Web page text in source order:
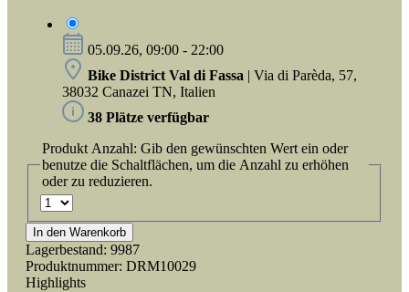
05.09.26, 09:00 - 22:00
Bike District Val di Fassa | Via di Parèda, 57,
38032 Canazei TN, Italien
38 Plätze verfügbar
Produkt Anzahl: Gib den gewünschten Wert ein oder
benutze die Schaltflächen, um die Anzahl zu erhöhen
oder zu reduzieren.
In den Warenkorb
Lagerbestand: 9987
Produktnummer: DRM10029
Highlights